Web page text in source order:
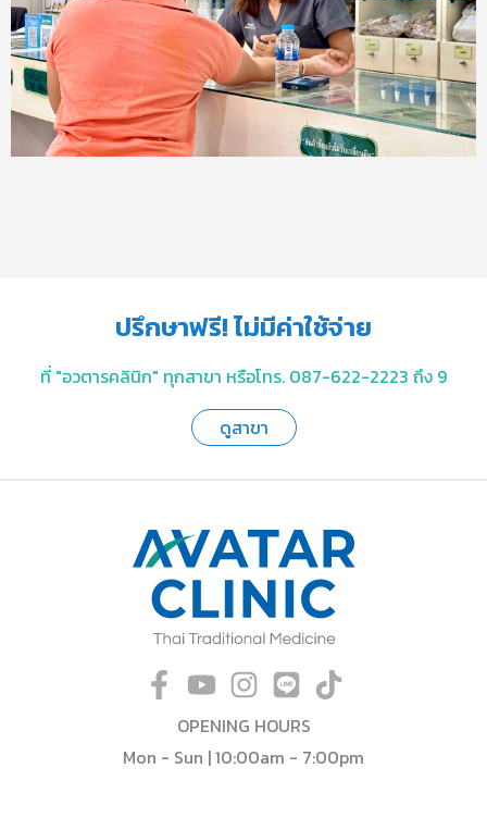
ปรึกษาฟรี! ไม่มีค่าใช้จ่าย
ที่ "อวตารคลินิก" ทุกสาขา หรือโทร. 087-622-2223 ถึง 9
ดูสาขา
OPENING HOURS
Mon - Sun | 10:00am - 7:00pm